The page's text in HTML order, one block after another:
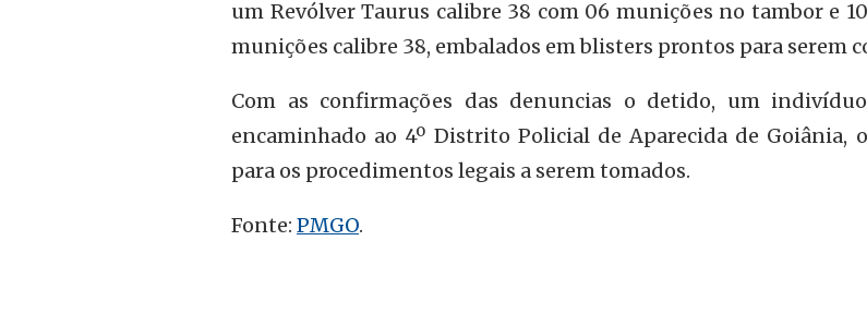
um Revólver Taurus calibre 38 com 06 munições no tambor e
munições calibre 38, embalados em blisters prontos para serem
Com as confirmações das denuncias o detido, um
encaminhado ao 4º Distrito Policial de Aparecida de Goiânia,
para os procedimentos legais a serem tomados.
Fonte: PMGO.